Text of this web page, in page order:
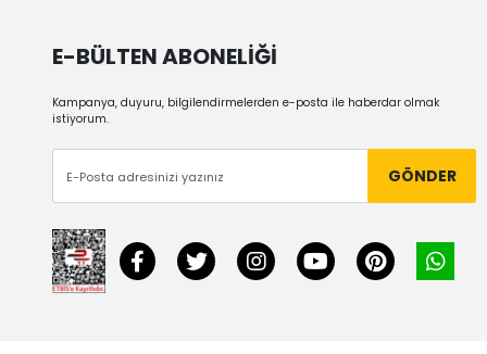
E-BÜLTEN ABONELİĞİ
Kampanya, duyuru, bilgilendirmelerden e-posta ile haberdar olmak
istiyorum.
GÖNDER